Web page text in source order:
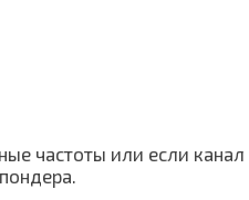
частоты или если